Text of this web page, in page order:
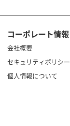
コーポレート情報
会社概要
セキュリティポリシー
個人情報について